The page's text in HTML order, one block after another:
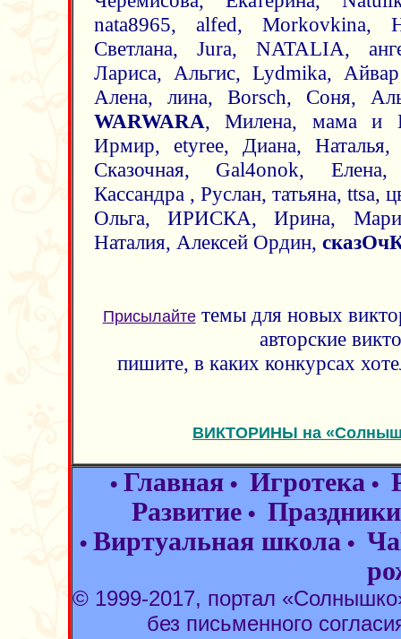
nata8965, alfed, Morkovkina,
Светлана, Jura, NATALIA,
Лариса, Альгис, Lydmika,
Алена, лина, Borsch, Соня,
WARWARA, Милена, мама и
Ирмир, etyree, Диана, Наталья,
Сказочная, Gal4onok,
Кассандра , Руслан, татьяна, ttsa,
Ольга, ИРИСКА, Ирина,
Наталия, Алексей Ордин,
Присылайтетемы для новых
авторские
пишите, в каких конкурсах
ВИКТОРИНЫ на
• Главная • Игротека •
Развитие• Праздники
• Виртуальная школа •
© 1999-2017, портал
без письменного